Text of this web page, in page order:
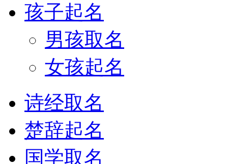
孩子起名
男孩取名
女孩起名
诗经取名
楚辞起名
国学取名